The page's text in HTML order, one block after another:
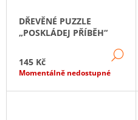
DŘEVĚNÉ PUZZLE
„POSKLÁDEJ PŘÍBĚH“
145 Kč
Momentálně nedostupné